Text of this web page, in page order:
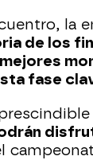
la
de los
fase